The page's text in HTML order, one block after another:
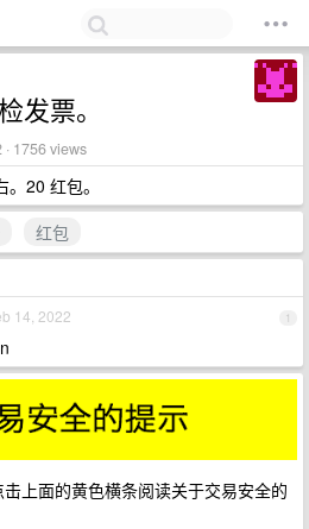
发票。
1756 views
20 红包。
红包
1
14, 2022
上面的黄色横条阅读关于交易安全的